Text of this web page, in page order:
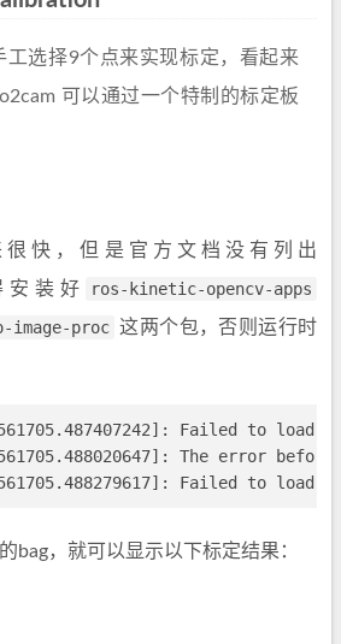
工选择9个点来实现标定，看起来
可以通过一个特制的标定板
很快，但是官方文档没有列出
安装好
ros-kinetic-opencv-apps
proc 这两个包，否则运行时
Failed to
The error
Failed to
bag，就可以显示以下标定结果：